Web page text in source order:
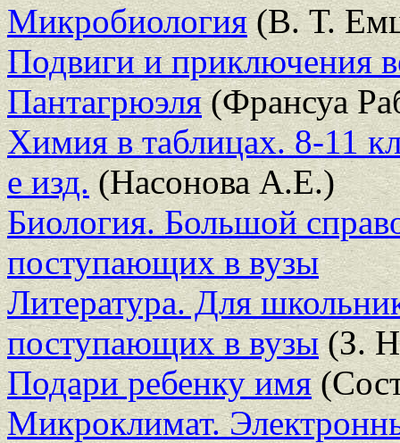
Микробиология(В. Т.
Подвиги и приключения
Пантагрюэля(Франсуа
Химия в таблицах. 8-11
е изд. (Насонова А.Е.)
Биология. Большой
поступающих в вузы
Литература. Для
поступающих в вузы(З.
Подари ребенку имя
Микроклимат.